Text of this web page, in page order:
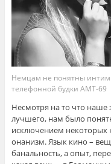
Немцам не понятны
телефонной будки АМТ-69
Несмотря на то что наше
лучшего, нам было
исключением некоторых
онанизм. Язык кино –
банальность, а опыт,